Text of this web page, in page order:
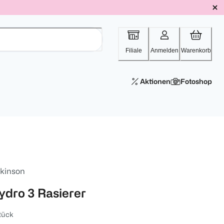
Filiale Anmelden Warenkorb
Aktionen Fotoshop
3 Rasierer